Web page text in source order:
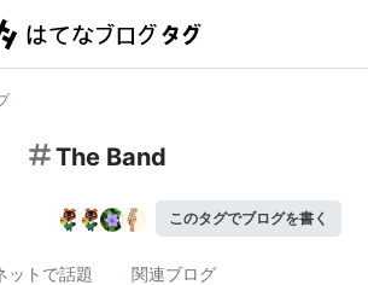
The Band
このタグでブログを書く
ットで話題 関連ブログ